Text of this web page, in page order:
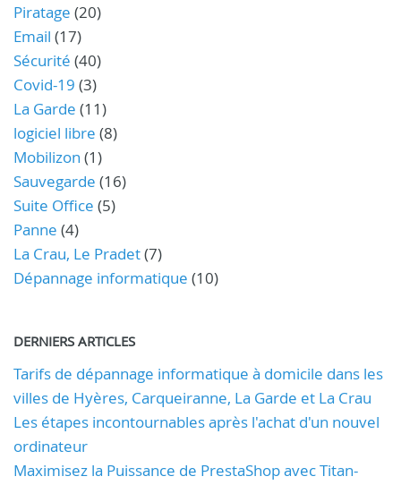
Piratage (20)
Email (17)
Sécurité (40)
Covid-19 (3)
La Garde (11)
logiciel libre (8)
Mobilizon (1)
Sauvegarde (16)
Suite Office (5)
Panne (4)
La Crau, Le Pradet(7)
Dépannage informatique (10)
DERNIERS ARTICLES
Tarifs de dépannage informatique à domicile dans les
villes de Hyères, Carqueiranne, La Garde et La Crau
Les étapes incontournables après l'achat d'un nouvel
ordinateur
Maximisez la Puissance de PrestaShop avec Titan-